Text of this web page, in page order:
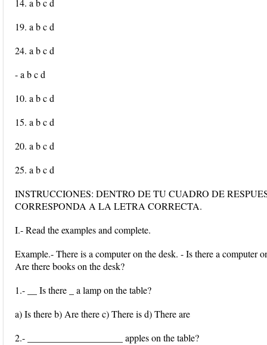
14. a b c d
19. a b c d
24. a b c d
- a b c d
10. a b c d
15. a b c d
20. a b c d
25. a b c d
INSTRUCCIONES: DENTRO DE TU CUADRO DE
CORRESPONDA A LA LETRA CORRECTA.
I.- Read the examples and complete.
Example.- There is a computer on the desk. - Is there a computer
Are there books on the desk?
1.- __ Is there _ a lamp on the table?
a) Is there b) Are there c) There is d) There are
2.- ____________________ apples on the table?